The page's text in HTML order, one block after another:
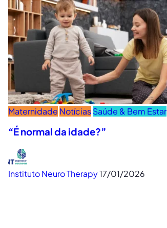
Maternidade NotíciasSaúde & Bem Estar
“É normal da idade?”
Instituto Neuro Therapy17/01/2026